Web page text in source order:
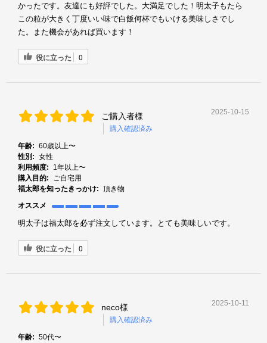
かったです。友達にも好評でした。大満足でした！明太子もたら
この粒が大きく丁度いい味で白飯何杯でもいける美味しさでし
た。また機会があれば買います！
役に立った 0
ご購入者様
購入確認済み
2025-10-15
年齢: 60歳以上〜
性別: 女性
利用頻度:
1年以上〜
購入目的:
ご自宅用
福太郎を知ったきっかけ: 頂き物
オススメ
明太子は福太郎を必ず注文しています。とても美味しいです。
役に立った 0
neco様
購入確認済み
2025-10-11
年齢: 50代〜